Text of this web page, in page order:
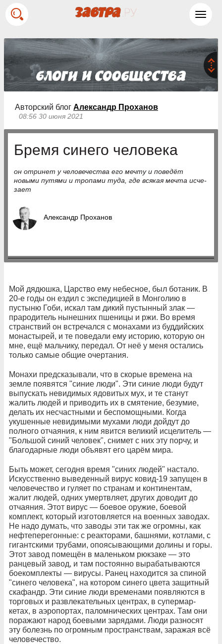
Авторский блог Александр Проханов
08:56 30 июня 2021
Бремя синего человека
он отри­нет у человечества его мечту и поведёт
новыми путями и тропами туда, где всякая мечта исче­
зает
Александр Проханов
Мой дядюшка, Царство ему небесное, был ботаник. В
20-е годы он ездил с экспедицией в Монголию в
пустыню Гоби, искал там дикий пустынный злак —
прародитель нынешних пшеницы и ржи. Во время
странствий он встречался с монахами из буддийских
мона­стырей, и те поведали ему историю, которую он
мне, ещё мальчику, передал. От неё у меня остались
только самые общие очертания.
Монахи предсказывали, что в скорые вре­мена на
земле появятся "синие люди". Эти си­ние люди будут
выпускать невидимых ядови­тых мух, и те станут
жалить людей и приводить их в смятение, безумие,
делать их несчастными и беспомощными. Когда
укушенные невиди­мыми мухами люди дойдут до
полного отчая­ния, к ним явится великий исцелитель —
"Большой синий человек", снимет с них эту порчу, и
благодарные люди объявят его царём мира.
Быть может, сегодня время "синих людей" настало.
Искусственно выведенный вирус ко­вид-19 запущен в
человечество и гуляет по странам и континентам,
жалит людей, одних умертвляет, других доводит до
отчаяния. Этот вирус — боевое оружие, боевой
комплект, который изготовляется на военных заводах.
Не надо думать, что заводы эти так же огромны, как
нефтеперегонные: с реакто­рами, башнями, котлами, с
гигантскими тру­бами, опоясывающими долины и горы.
Этот завод помещён в маленьком рюкзаке — это
ранцевый завод, и там постоянно вырабатыва­ются
боекомплекты — вирусы. Ранец нахо­дится за спиной
"синего человека", на кото­ром синего цвета защитный
скафандр. Эти синие люди временами появляются в
торго­вых и развлекательных центрах, в супермар­
кетах, в аэропортах, паломнических центрах. Там они
поражают народ боевыми зарядами. Люди разносят
эту болезнь по огромным про­странствам, заражая всё
человечество.